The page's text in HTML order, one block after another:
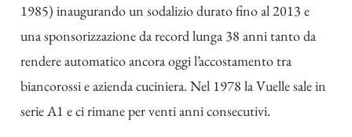
1985) inaugurando un sodalizio durato fino al 2013 e
una sponsorizzazione da record lunga 38 anni tanto da
rendere automatico ancora oggi l’accostamento tra
biancorossi e azienda cuciniera. Nel 1978 la Vuelle sale in
serie A1 e ci rimane per venti anni consecutivi.